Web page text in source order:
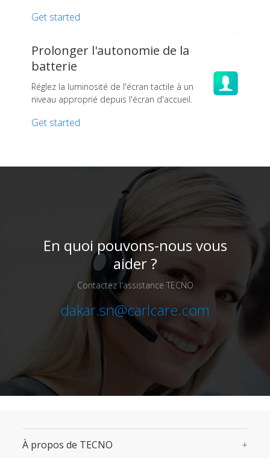
Get started
Prolonger l'autonomie de la
batterie
Réglez la luminosité de l'écran tactile à un
niveau approprié depuis l'écran d'accueil.
Get started
En quoi pouvons-nous vous
aider ?
Contactez l'assistance TECNO
dakar.sn@carlcare.com
À propos de TECNO